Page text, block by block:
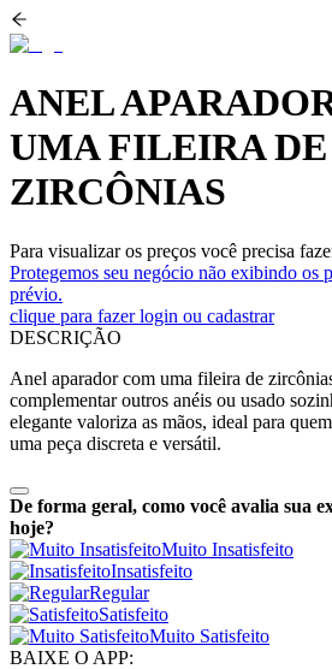
ANEL
UMA FILEIRA DE
ZIRCÔNIAS
Para visualizar os preços você precisa
Protegemos seu negócio não exibindo os
prévio.
clique para fazer login ou cadastrar
DESCRIÇÃO
Anel aparador com uma fileira de
complementar outros anéis ou usado
elegante valoriza as mãos, ideal para
uma peça discreta e versátil.
De forma geral, como você avalia sua
hoje?
Muito Insatisfeito
Insatisfeito
Regular
Satisfeito
Muito Satisfeito
BAIXE O APP: